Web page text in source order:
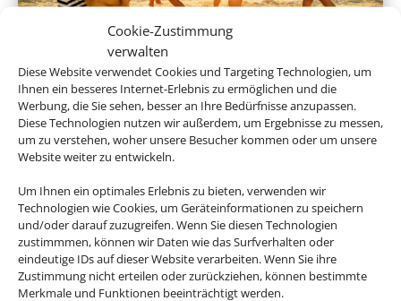
Cookie-Zustimmung
verwalten
Diese Website verwendet Cookies und Targeting Technologien, um
Ihnen ein besseres Internet-Erlebnis zu ermöglichen und die
Werbung, die Sie sehen, besser an Ihre Bedürfnisse anzupassen.
Diese Technologien nutzen wir außerdem, um Ergebnisse zu messen,
um zu verstehen, woher unsere Besucher kommen oder um unsere
Website weiter zu entwickeln.
Um Ihnen ein optimales Erlebnis zu bieten, verwenden wir
Technologien wie Cookies, um Geräteinformationen zu speichern
und/oder darauf zuzugreifen. Wenn Sie diesen Technologien
zustimmmen, können wir Daten wie das Surfverhalten oder
eindeutige IDs auf dieser Website verarbeiten. Wenn Sie ihre
Zustimmung nicht erteilen oder zurückziehen, können bestimmte
Merkmale und Funktionen beeinträchtigt werden.
Gruppenreisen
Empfehlungen für Ihre Reise
Sinnvolle Extras, die oft dazu gebucht werden.